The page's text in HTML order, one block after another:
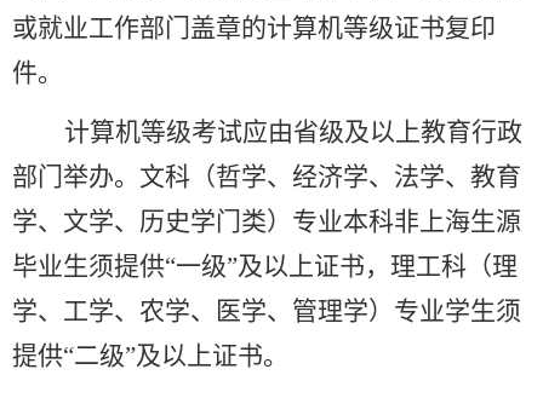
或就业工作部门盖章的计算机等级证书复印
件。
计算机等级考试应由省级及以上教育行政
部门举办。文科（哲学、经济学、法学、教育
学、文学、历史学门类）专业本科非上海生源
毕业生须提供“一级”及以上证书，理工科（理
学、工学、农学、医学、管理学）专业学生须
提供“二级”及以上证书。